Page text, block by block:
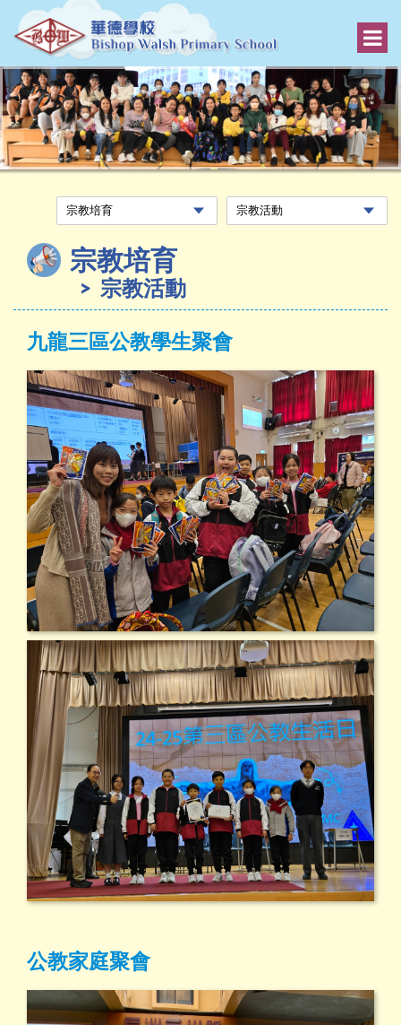
宗教培育
宗教活動
九龍三區公教學生聚會
公教家庭聚會